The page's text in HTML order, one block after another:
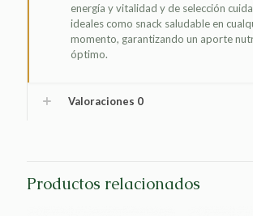
energía y vitalidad y de selección
ideales como snack saludable en
momento, garantizando un aporte
óptimo.
Valoraciones 0
Productos relacionados